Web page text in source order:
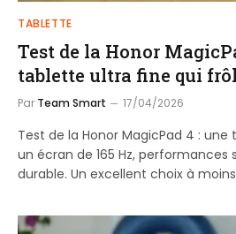
TABLETTE
Test de la Honor
tablette ultra fine qui
Par Team Smart 17/04/2026
Test de la Honor MagicPad 4 :
un écran de 165 Hz,
durable. Un excellent choix à